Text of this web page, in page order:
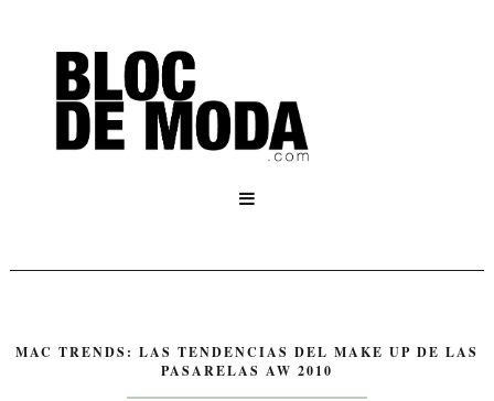

MAC TRENDS: LAS TENDENCIAS DEL MAKE UP DE LAS
PASARELAS AW 2010